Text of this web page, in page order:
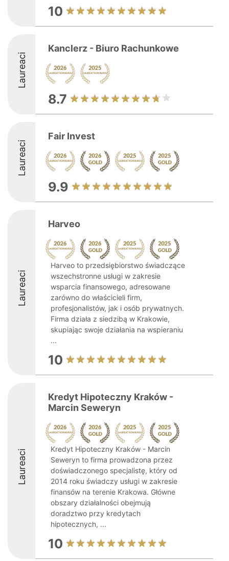
10
Laureaci
Kanclerz - Biuro Rachunkowe
8.7
Laureaci
Fair Invest
9.9
Laureaci
Harveo
Harveo to przedsiębiorstwo świadczące
wszechstronne usługi w zakresie
wsparcia finansowego, adresowane
zarówno do właścicieli firm,
profesjonalistów, jak i osób prywatnych.
Firma działa z siedzibą w Krakowie,
skupiając swoje działania na wspieraniu
...
10
Laureaci
Kredyt Hipoteczny Kraków -
Marcin Seweryn
Kredyt Hipoteczny Kraków - Marcin
Seweryn to firma prowadzona przez
doświadczonego specjalistę, który od
2014 roku świadczy usługi w zakresie
finansów na terenie Krakowa. Główne
obszary działalności obejmują
doradztwo przy kredytach
hipotecznych, ...
10